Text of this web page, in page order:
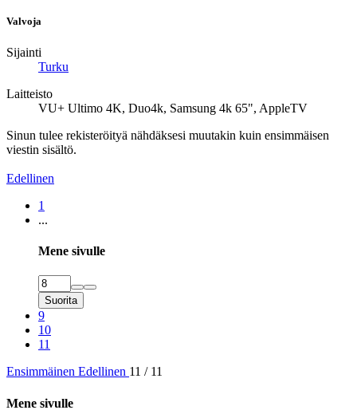
Valvoja
Sijainti
Turku
Laitteisto
VU+ Ultimo 4K, Duo4k, Samsung 4k 65", AppleTV
Sinun tulee rekisteröityä nähdäksesi muutakin kuin ensimmäisen
viestin sisältö.
Edellinen
1
...
Mene sivulle
Suorita
9
10
11
Ensimmäinen Edellinen 11 / 11
Mene sivulle